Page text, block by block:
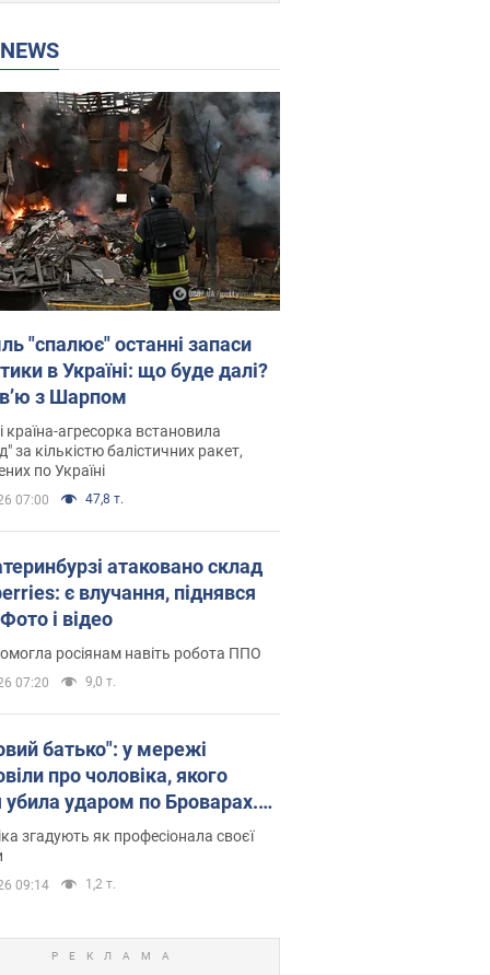
NEWS
"спалює" останні запаси
в Україні: що буде далі?
з Шарпом
країна-агресорка встановила
за кількістю балістичних ракет,
по Україні
07:00 47,8 т.
атаковано склад
є влучання, піднявся
і відео
росіянам навіть робота ППО
07:20 9,0 т.
батько": у мережі
про чоловіка, якого
убила ударом по Броварах.
згадують як професіонала своєї
09:14 1,2 т.